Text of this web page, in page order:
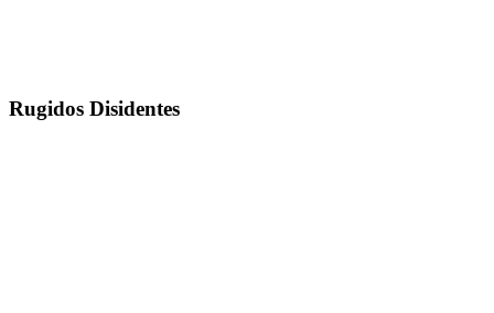
Rugidos Disidentes